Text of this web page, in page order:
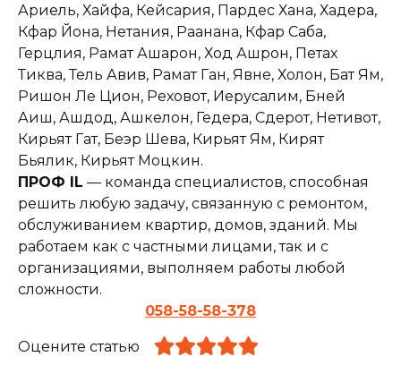
Ариель, Хайфа, Кейсария, Пардес Хана, Хадера,
Кфар Йона, Нетания, Раанана, Кфар Саба,
Герцлия, Рамат Ашарон, Ход Ашрон, Петах
Тиква, Тель Авив, Рамат Ган, Явне, Холон, Бат Ям,
Ришон Ле Цион, Реховот, Иерусалим, Бней
Аиш, Ашдод, Ашкелон, Гедера, Сдерот, Нетивот,
Кирьят Гат, Беэр Шева, Кирьят Ям, Кирят
Бьялик, Кирьят Моцкин.
ПРОФ IL — команда специалистов, способная
решить любую задачу, связанную с ремонтом,
обслуживанием квартир, домов, зданий. Мы
работаем как с частными лицами, так и с
организациями, выполняем работы любой
сложности.
058-58-58-378
Оцените статью